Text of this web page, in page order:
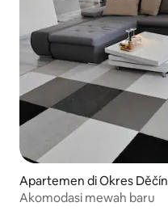
Apartemen di Okres Děčín
Akomodasi mewah baru